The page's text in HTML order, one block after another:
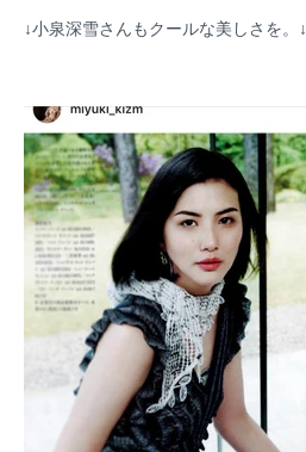
↓小泉深雪さんもクールな美しさを。↓